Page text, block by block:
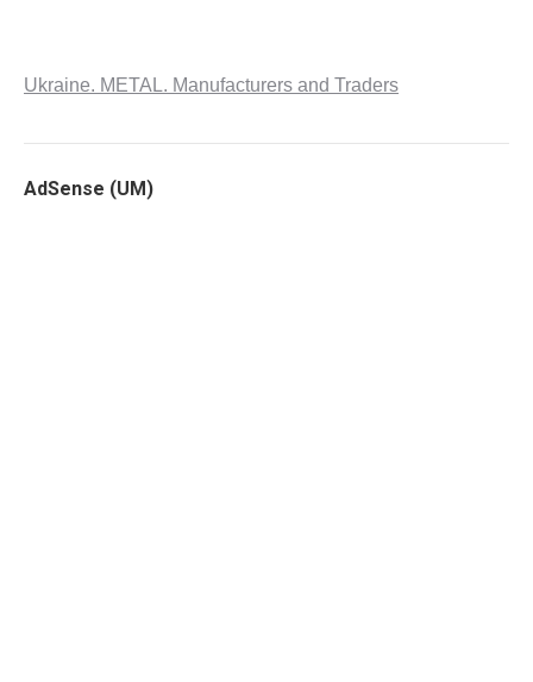
Ukraine. METAL. Manufacturers and Traders
AdSense (UM)